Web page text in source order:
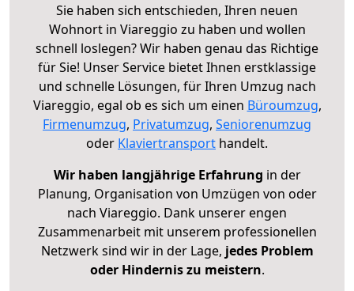
Sie haben sich entschieden, Ihren neuen
Wohnort in Viareggio zu haben und wollen
schnell loslegen? Wir haben genau das Richtige
für Sie! Unser Service bietet Ihnen erstklassige
und schnelle Lösungen, für Ihren Umzug nach
Viareggio, egal ob es sich um einen Büroumzug,
Firmenumzug, Privatumzug, Seniorenumzug
oder Klaviertransport handelt.
Wir haben langjährige Erfahrung in der
Planung, Organisation von Umzügen von oder
nach Viareggio. Dank unserer engen
Zusammenarbeit mit unserem professionellen
Netzwerk sind wir in der Lage, jedes Problem
oder Hindernis zu meistern.